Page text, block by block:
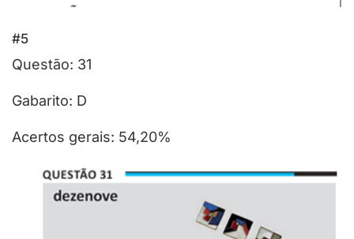
#5
Questão: 31
Gabarito: D
Acertos gerais: 54,20%